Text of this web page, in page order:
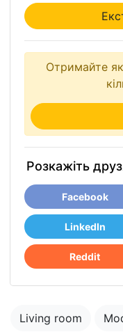
Отримайте
Розкажіть
Facebook
LinkedIn
Reddit
Living room